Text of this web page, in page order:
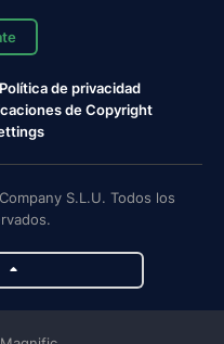
Política de privacidad
de Copyright
S.L.U. Todos los